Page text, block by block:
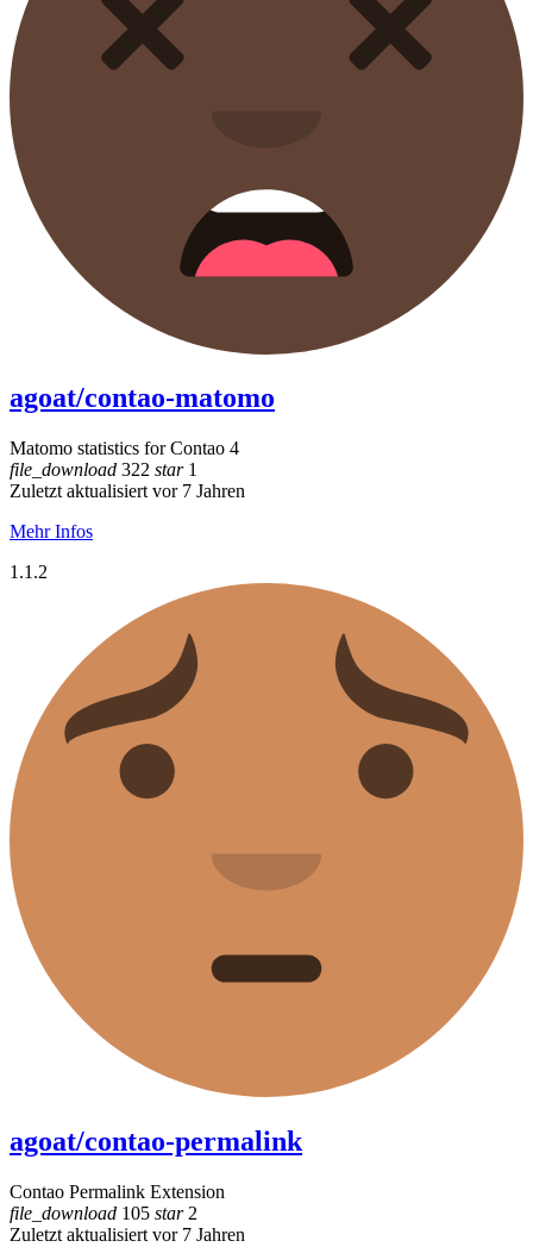
agoat/contao-matomo
Matomo statistics for Contao 4
file_download 322 star1
Zuletzt aktualisiert vor 7 Jahren
Mehr Infos
1.1.2
agoat/contao-permalink
Contao Permalink Extension
file_download 105 star2
Zuletzt aktualisiert vor 7 Jahren